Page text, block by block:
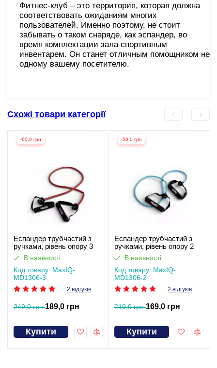
Фитнес-клуб – это территория, которая должна
соответствовать ожиданиям многих
пользователей. Именно поэтому, не стоит
забывать о таком снаряде, как эспандер, во
время комплектации зала спортивным
инвентарем. Он станет отличным помощником не
одному вашему посетителю.
Схожі товари категорії
-60,0 грн
Еспандер трубчастий з
ручками, рівень опору 3
MaxIQ-MD1306
В наявності
Код товару: MaxIQ-
MD1306-3
2 відгуків
249,0 грн189,0 грн
Купити
-50,0 грн
Еспандер трубчастий з
ручками, рівень опору 2
MaxIQ-MD1306
В наявності
Код товару: MaxIQ-
MD1306-2
2 відгуків
219,0 грн169,0 грн
Купити